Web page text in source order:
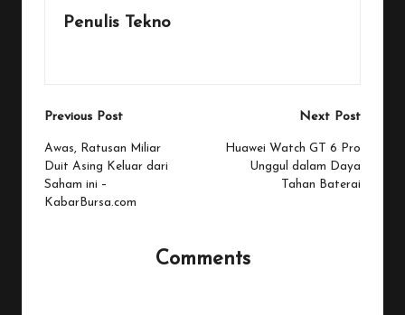
Penulis Tekno
Post
navigation
Previous Post
Awas, Ratusan Miliar
Duit Asing Keluar dari
Saham ini –
KabarBursa.com
Next Post
Huawei Watch GT 6 Pro
Unggul dalam Daya
Tahan Baterai
Comments